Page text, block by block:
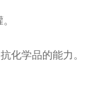
化学品的能力。